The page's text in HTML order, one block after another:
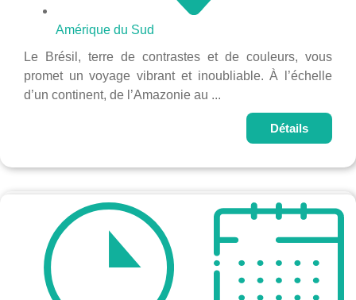
Amérique du Sud
Le Brésil, terre de contrastes et de couleurs, vous
promet un voyage vibrant et inoubliable. À l’échelle
d’un continent, de l’Amazonie au ...
Détails